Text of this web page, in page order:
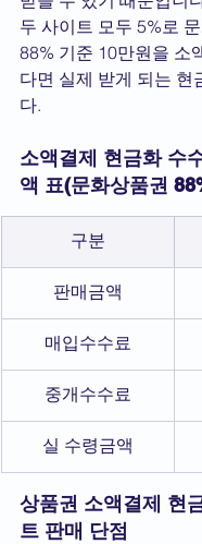
두 사이트 모두 5%로
88% 기준 10만원을 소
다면 실제 받게 되는 현
다.
소액결제 현금화 수
액 표(문화상품권
구분
판매금액
매입수수료
중개수수료
실 수령금액
상품권 소액결제 현
트 판매 단점